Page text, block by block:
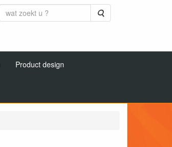
Zoeken
Product design